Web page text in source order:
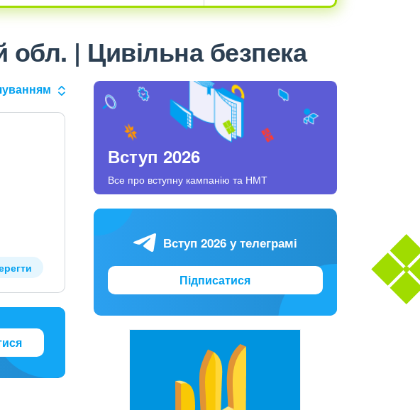
обл. | Цивільна безпека
Вступ 2026
Все про вступну кампанію та НМТ
Вступ 2026 у телеграмі
Підписатися